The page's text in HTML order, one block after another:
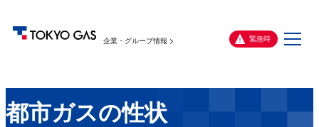
企業・グループ情報 緊急時
メ
都市ガスの性状